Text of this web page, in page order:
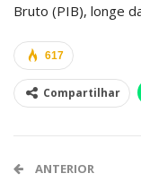
Bruto (PIB), longe
617
Compartilhar
ANTERIOR